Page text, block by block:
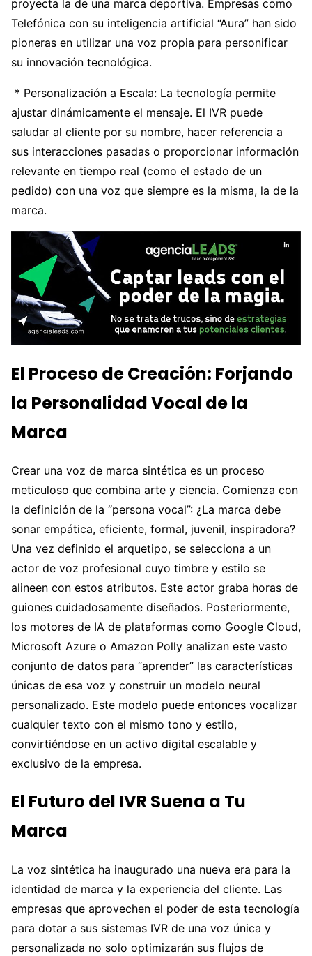
proyecta la de una marca deportiva. Empresas como
Telefónica con su inteligencia artificial “Aura” han sido
pioneras en utilizar una voz propia para personificar
su innovación tecnológica.
* Personalización a Escala: La tecnología permite
ajustar dinámicamente el mensaje. El IVR puede
saludar al cliente por su nombre, hacer referencia a
sus interacciones pasadas o proporcionar información
relevante en tiempo real (como el estado de un
pedido) con una voz que siempre es la misma, la de la
marca.
El Proceso de Creación: Forjando
la Personalidad Vocal de la
Marca
Crear una voz de marca sintética es un proceso
meticuloso que combina arte y ciencia. Comienza con
la definición de la “persona vocal”: ¿La marca debe
sonar empática, eficiente, formal, juvenil, inspiradora?
Una vez definido el arquetipo, se selecciona a un
actor de voz profesional cuyo timbre y estilo se
alineen con estos atributos. Este actor graba horas de
guiones cuidadosamente diseñados. Posteriormente,
los motores de IA de plataformas como Google Cloud,
Microsoft Azure o Amazon Polly analizan este vasto
conjunto de datos para “aprender” las características
únicas de esa voz y construir un modelo neural
personalizado. Este modelo puede entonces vocalizar
cualquier texto con el mismo tono y estilo,
convirtiéndose en un activo digital escalable y
exclusivo de la empresa.
El Futuro del IVR Suena a Tu
Marca
La voz sintética ha inaugurado una nueva era para la
identidad de marca y la experiencia del cliente. Las
empresas que aprovechen el poder de esta tecnología
para dotar a sus sistemas IVR de una voz única y
personalizada no solo optimizarán sus flujos de